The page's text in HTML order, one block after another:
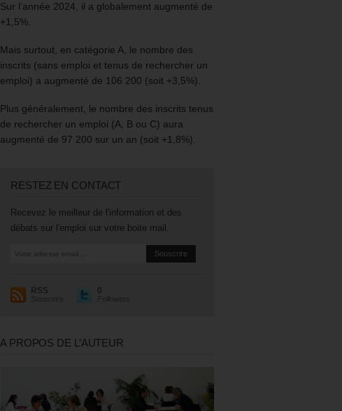
Sur l’année 2024, il a globalement augmenté de
+1,5%.
Mais surtout, en catégorie A, le nombre des
inscrits (sans emploi et tenus de rechercher un
emploi) a augmenté de 106 200 (soit +3,5%).
Plus généralement, le nombre des inscrits tenus
de rechercher un emploi (A, B ou C) aura
augmenté de 97 200 sur un an (soit +1,8%).
RESTEZ EN CONTACT
Recevez le meilleur de l'information et des
débats sur l'emploi sur votre boite mail.
RSS
Souscrire
0
Followers
A PROPOS DE L’AUTEUR